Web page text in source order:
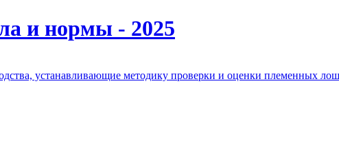
и нормы - 2025
устанавливающие методику проверки и оценки племенных